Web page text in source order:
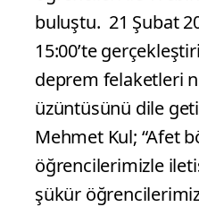
buluştu. 21 Şubat
15:00’te
deprem felaketleri
üzüntüsünü dile
Mehmet Kul; “Afet
öğrencilerimizle
şükür